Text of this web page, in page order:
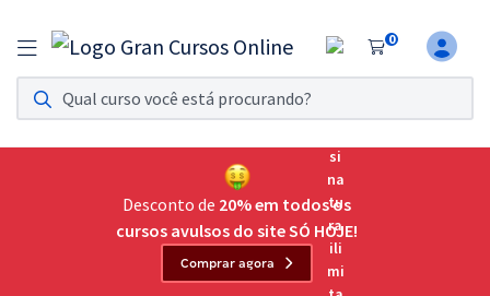
0
Assinatura Ilimitada 11
Acesso a todos os cursos. Teste grátis por 7 dias!
Assinatura OAB Até Passar
Acesso ilimitado a toda preparação para o Exame da
Residências Multiprofissionais
Desconto de 20% em todos os
cursos avulsos do site SÓ HOJE!
Comprar agora